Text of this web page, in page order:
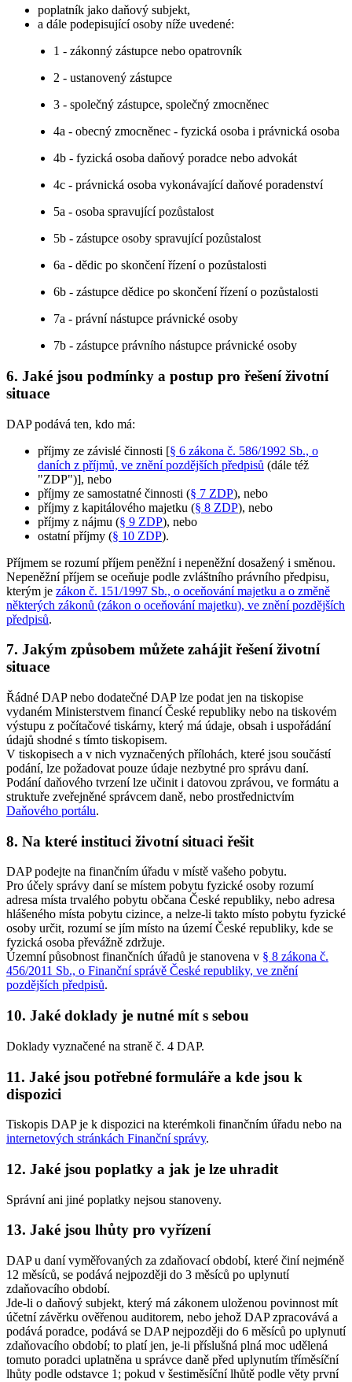
poplatník jako daňový subjekt,
a dále podepisující osoby níže uvedené:
1 - zákonný zástupce nebo opatrovník
2 - ustanovený zástupce
3 - společný zástupce, společný zmocněnec
4a - obecný zmocněnec - fyzická osoba i právnická osoba
4b - fyzická osoba daňový poradce nebo advokát
4c - právnická osoba vykonávající daňové poradenství
5a - osoba spravující pozůstalost
5b - zástupce osoby spravující pozůstalost
6a - dědic po skončení řízení o pozůstalosti
6b - zástupce dědice po skončení řízení o pozůstalosti
7a - právní nástupce právnické osoby
7b - zástupce právního nástupce právnické osoby
6. Jaké jsou podmínky a postup pro řešení životní
situace
DAP podává ten, kdo má:
příjmy ze závislé činnosti [§ 6 zákona č. 586/1992 Sb., o
daních z příjmů, ve znění pozdějších předpisů (dále též
"ZDP")], nebo
příjmy ze samostatné činnosti (§ 7 ZDP), nebo
příjmy z kapitálového majetku (§ 8 ZDP), nebo
příjmy z nájmu (§ 9 ZDP), nebo
ostatní příjmy (§ 10 ZDP).
Příjmem se rozumí příjem peněžní i nepeněžní dosažený i směnou.
Nepeněžní příjem se oceňuje podle zvláštního právního předpisu,
kterým je zákon č. 151/1997 Sb., o oceňování majetku a o změně
některých zákonů (zákon o oceňování majetku), ve znění pozdějších
předpisů.
7. Jakým způsobem můžete zahájit řešení životní
situace
Řádné DAP nebo dodatečné DAP lze podat jen na tiskopise
vydaném Ministerstvem financí České republiky nebo na tiskovém
výstupu z počítačové tiskárny, který má údaje, obsah i uspořádání
údajů shodné s tímto tiskopisem.
V tiskopisech a v nich vyznačených přílohách, které jsou součástí
podání, lze požadovat pouze údaje nezbytné pro správu daní.
Podání daňového tvrzení lze učinit i datovou zprávou, ve formátu a
struktuře zveřejněné správcem daně, nebo prostřednictvím
Daňového portálu.
8. Na které instituci životní situaci řešit
DAP podejte na finančním úřadu v místě vašeho pobytu.
Pro účely správy daní se místem pobytu fyzické osoby rozumí
adresa místa trvalého pobytu občana České republiky, nebo adresa
hlášeného místa pobytu cizince, a nelze-li takto místo pobytu fyzické
osoby určit, rozumí se jím místo na území České republiky, kde se
fyzická osoba převážně zdržuje.
Územní působnost finančních úřadů je stanovena v § 8 zákona č.
456/2011 Sb., o Finanční správě České republiky, ve znění
pozdějších předpisů.
10. Jaké doklady je nutné mít s sebou
Doklady vyznačené na straně č. 4 DAP.
11. Jaké jsou potřebné formuláře a kde jsou k
dispozici
Tiskopis DAP je k dispozici na kterémkoli finančním úřadu nebo na
internetových stránkách Finanční správy.
12. Jaké jsou poplatky a jak je lze uhradit
Správní ani jiné poplatky nejsou stanoveny.
13. Jaké jsou lhůty pro vyřízení
DAP u daní vyměřovaných za zdaňovací období, které činí nejméně
12 měsíců, se podává nejpozději do 3 měsíců po uplynutí
zdaňovacího období.
Jde-li o daňový subjekt, který má zákonem uloženou povinnost mít
účetní závěrku ověřenou auditorem, nebo jehož DAP zpracovává a
podává poradce, podává se DAP nejpozději do 6 měsíců po uplynutí
zdaňovacího období; to platí jen, je-li příslušná plná moc udělená
tomuto poradci uplatněna u správce daně před uplynutím tříměsíční
lhůty podle odstavce 1; pokud v šestiměsíční lhůtě podle věty první